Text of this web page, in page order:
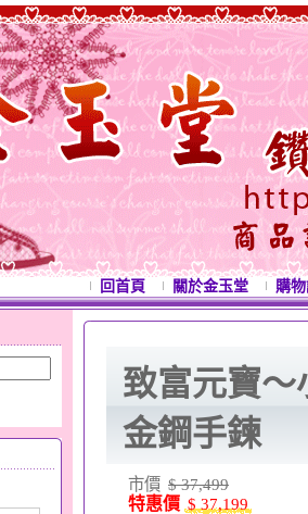
回首頁 關於金玉堂 購
致富元寶～
金鋼手鍊
市價 $ 37,499
特惠價 $ 37,199